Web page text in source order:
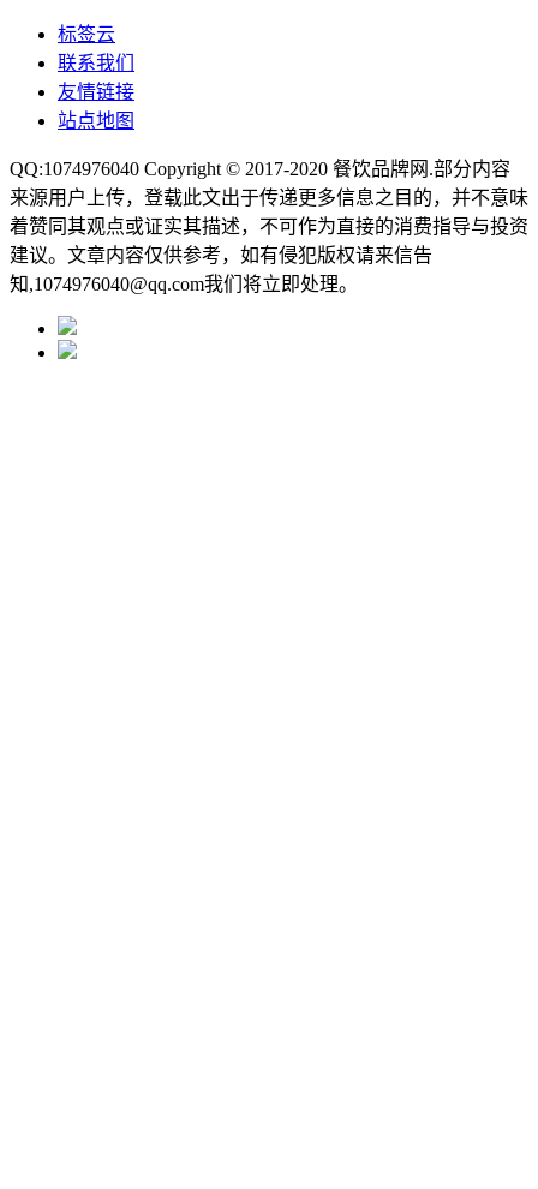
标签云
联系我们
友情链接
站点地图
QQ:1074976040 Copyright © 2017-2020 餐饮品牌网 .部分内容
来源用户上传，登载此文出于传递更多信息之目的，并不意味
着赞同其观点或证实其描述，不可作为直接的消费指导与投资
建议。文章内容仅供参考，如有侵犯版权请来信告
知,1074976040@qq.com我们将立即处理。